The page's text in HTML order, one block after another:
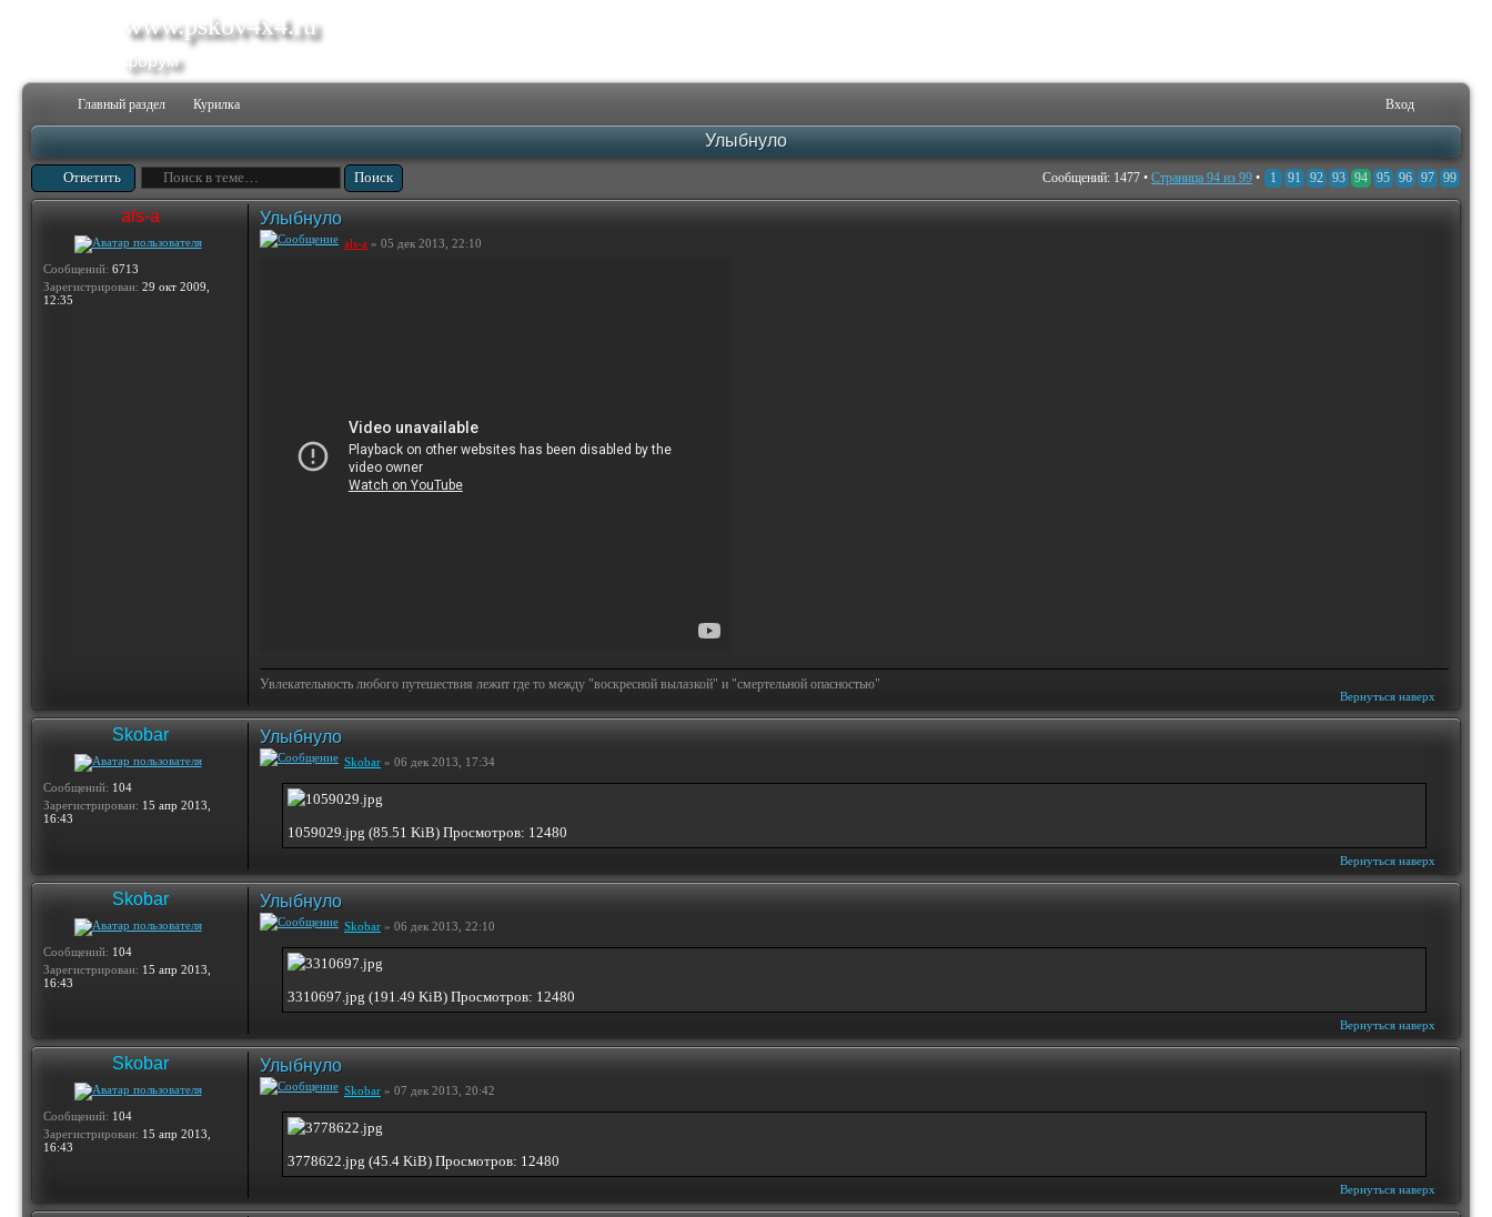
www.pskov4x4.ru
форум
Главный раздел Курилка Вход
Улыбнуло
Ответить Сообщений: 1477 • Страница 94 из 99 • 1 91 92 93 94 95 96 97 99
als-a
Сообщений: 6713
Зарегистрирован: 29 окт 2009,
12:35
Улыбнуло
als-a » 05 дек 2013, 22:10
Увлекательность любого путешествия лежит где то между "воскресной вылазкой" и "смертельной опасностью"
Вернуться наверх
Skobar
Сообщений: 104
Зарегистрирован: 15 апр 2013,
16:43
Улыбнуло
Skobar » 06 дек 2013, 17:34
1059029.jpg (85.51 KiB) Просмотров: 12480
Вернуться наверх
Skobar
Сообщений: 104
Зарегистрирован: 15 апр 2013,
16:43
Улыбнуло
Skobar » 06 дек 2013, 22:10
3310697.jpg (191.49 KiB) Просмотров: 12480
Вернуться наверх
Skobar
Сообщений: 104
Зарегистрирован: 15 апр 2013,
16:43
Улыбнуло
Skobar » 07 дек 2013, 20:42
3778622.jpg (45.4 KiB) Просмотров: 12480
Вернуться наверх